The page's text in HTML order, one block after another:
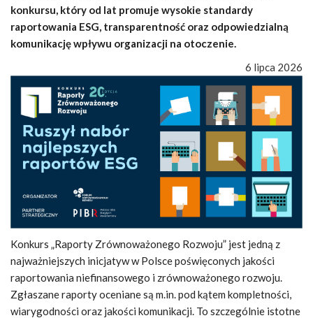
konkursu, który od lat promuje wysokie standardy
raportowania ESG, transparentność oraz odpowiedzialną
komunikację wpływu organizacji na otoczenie.
6 lipca 2026
Konkurs „Raporty Zrównoważonego Rozwoju” jest jedną z
najważniejszych inicjatyw w Polsce poświęconych jakości
raportowania niefinansowego i zrównoważonego rozwoju.
Zgłaszane raporty oceniane są m.in. pod kątem kompletności,
wiarygodności oraz jakości komunikacji. To szczególnie istotne